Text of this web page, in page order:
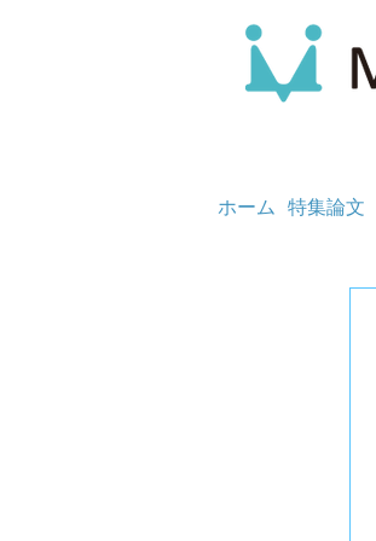
ホーム 特集論文